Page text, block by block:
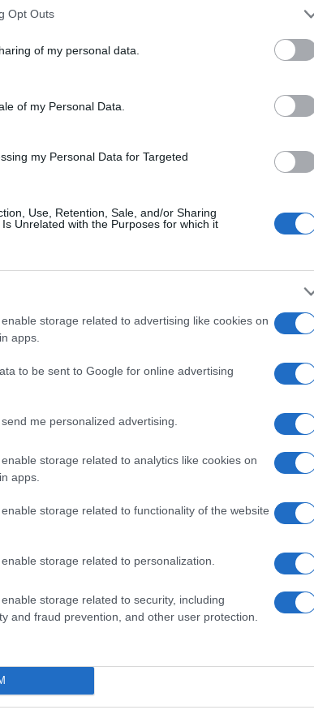
Opt Outs
of my personal data.
of my Personal Data.
my Personal Data for Targeted
Use, Retention, Sale, and/or Sharing
Unrelated with the Purposes for which it
storage related to advertising like cookies on
apps.
to be sent to Google for online advertising
me personalized advertising.
storage related to analytics like cookies on
apps.
storage related to functionality of the website
storage related to personalization.
storage related to security, including
and fraud prevention, and other user protection.
πως ενδέχεται να
της «υπαρξιακής
συνιστά το Ιράν.
αυξημένης έντασης στη Μέση
από το πυρηνικό πρόγραμμα
στην περιοχή.
ΚΑΝΟΝΤΑΣ ΚΛΙΚ ΕΔΩ
Άγιο
09/08/
μόνο λίγα
ΔΙΕΘΝΗ
ΔΙΕΘΝΗ
09/
ΕΛΛΑΔΑ
09/
Τροχαίο
Σουνίου:
ΔΙΕΘΝΗ
ειδικοί,
08/08/
ΔΙΕΘΝΗ